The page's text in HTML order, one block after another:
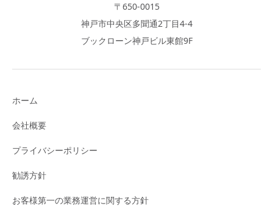
〒650-0015
神戸市中央区多聞通2丁目4-4
ブックローン神戸ビル東館9F
ホーム
会社概要
プライバシーポリシー
勧誘方針
お客様第一の業務運営に関する方針